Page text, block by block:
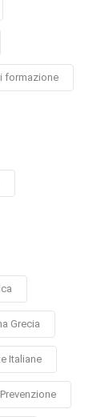
formazione
Grecia
Italiane
Prevenzione